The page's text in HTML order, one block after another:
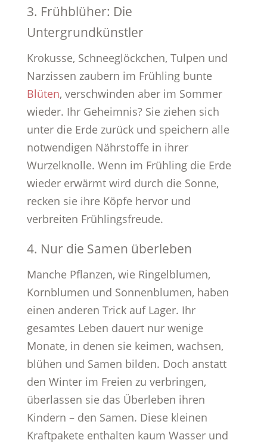
3. Frühblüher: Die
Untergrundkünstler
Krokusse, Schneeglöckchen, Tulpen und
Narzissen zaubern im Frühling bunte
Blüten, verschwinden aber im Sommer
wieder. Ihr Geheimnis? Sie ziehen sich
unter die Erde zurück und speichern alle
notwendigen Nährstoffe in ihrer
Wurzelknolle. Wenn im Frühling die Erde
wieder erwärmt wird durch die Sonne,
recken sie ihre Köpfe hervor und
verbreiten Frühlingsfreude.
4. Nur die Samen überleben
Manche Pflanzen, wie Ringelblumen,
Kornblumen und Sonnenblumen, haben
einen anderen Trick auf Lager. Ihr
gesamtes Leben dauert nur wenige
Monate, in denen sie keimen, wachsen,
blühen und Samen bilden. Doch anstatt
den Winter im Freien zu verbringen,
überlassen sie das Überleben ihren
Kindern – den Samen. Diese kleinen
Kraftpakete enthalten kaum Wasser und